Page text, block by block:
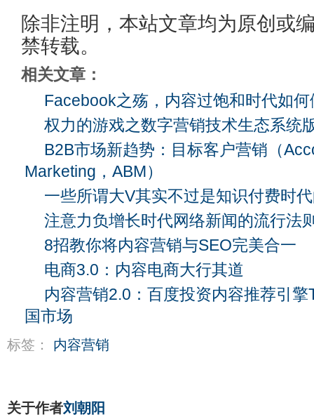
除非注明，本站文章均为原创或
禁转载。
相关文章：
Facebook之殇，内容过饱和时代如
权力的游戏之数字营销技术生态系统
B2B市场新趋势：目标客户营销（
Marketing，ABM）
一些所谓大V其实不过是知识付费时
注意力负增长时代网络新闻的流行法
8招教你将内容营销与SEO完美合一
电商3.0：内容电商大行其道
内容营销2.0：百度投资内容推荐引
国市场
标签： 内容营销
关于作者刘朝阳